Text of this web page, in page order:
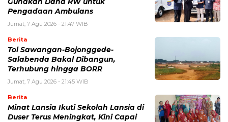
Gunakan Dana RW untuk
Pengadaan Ambulans
Jumat, 7 Agu 2026 - 21:47 WIB
Berita
Tol Sawangan-Bojonggede-
Salabenda Bakal Dibangun,
Terhubung hingga BORR
Jumat, 7 Agu 2026 - 21:45 WIB
Berita
Minat Lansia Ikuti Sekolah Lansia di
Duser Terus Meningkat, Kini Capai